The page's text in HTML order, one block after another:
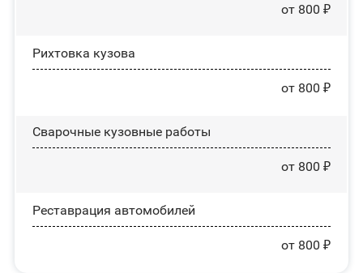
от 800 ₽
Рихтовка кузова
от 800 ₽
Сварочные кузовные работы
от 800 ₽
Реставрация автомобилей
от 800 ₽